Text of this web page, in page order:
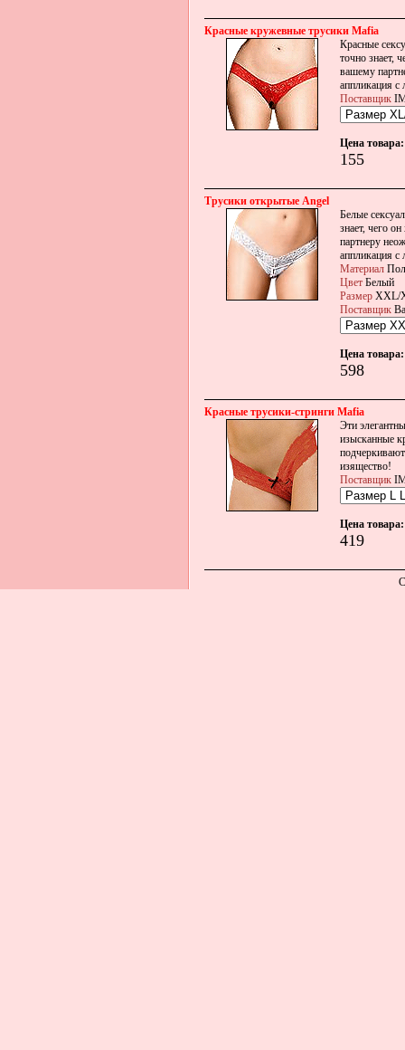
Красные кружевные трусики Mafia
Красные
точно знает,
вашему
аппликация с
Поставщик
Цена товара:
155
Трусики открытые Angel
Белые
знает, чего
партнеру
аппликация с
Материал
ЦветБелый
РазмерXXL/
Поставщик
Цена товара:
598
Красные трусики-стринги Mafia
Эти
изысканные
изящество!
Поставщик
Цена товара:
419